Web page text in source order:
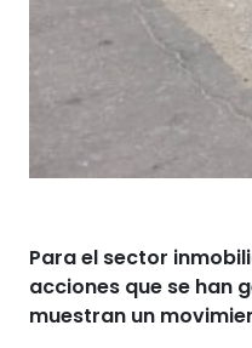
Para el sector
acciones que se han
muestran un